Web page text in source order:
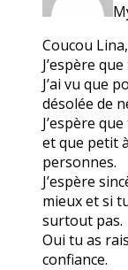
Coucou Lina,
J’espère
J’ai vu que
désolée de
J’espère
et que petit
personnes.
J’espère
mieux et si
surtout pas.
Oui tu as
confiance.